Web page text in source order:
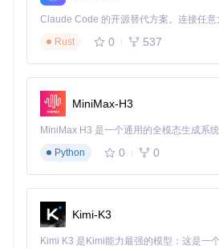
Rust
0 537
MiniMax-H3
Python
0 0
Kimi-K3